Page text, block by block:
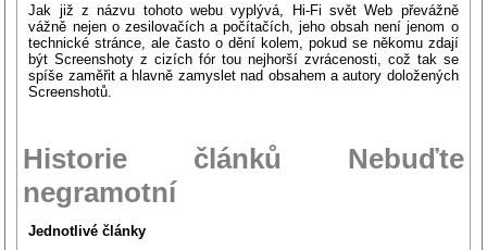
Jak již z názvu tohoto webu vyplývá, Hi-Fi svět Web převážně
vážně nejen o zesilovačích a počítačích, jeho obsah není jenom o
technické stránce, ale často o dění kolem, pokud se někomu zdají
být Screenshoty z cizích fór tou nejhorší zvrácenosti, což tak se
spíše zaměřit a hlavně zamyslet nad obsahem a autory doložených
Screenshotů.
Historie článků Nebuďte
negramotní
Jednotlivé články